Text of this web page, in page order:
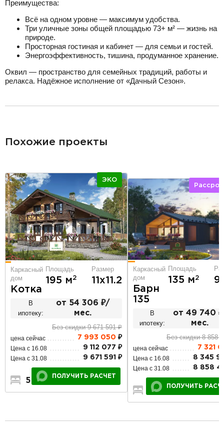
Преимущества:
Всё на одном уровне — максимум удобства.
Три уличные зоны общей площадью 73+ м² — жизнь на
природе.
Просторная гостиная и кабинет — для семьи и гостей.
Энергоэффективность, тишина, продуманное хранение.
Оквил — пространство для семейных традиций, работы и
релакса. Надёжное исполнение от «Дачный Сезон».
Похожие проекты
ЭКО
Каркасный
дом
Котка
Площадь
195 м2
Размер
11х11.2
В
ипотеку:
от 54 306 ₽/
мес.
Без скидки 9 671 591 ₽
цена сейчас 7 993 050 ₽
Цена с 16.08 9 112 077 ₽
Цена с 31.08 9 671 591 ₽
5 3 2
ПОЛУЧИТЬ РАСЧЕТ
Каркасный
дом
Барн
135
Площадь
135 м2
В
ипотеку:
от 49 740
мес.
Без скидки 8 858
цена сейчас 7 321
Цена с 16.08 8 345
Цена с 31.08 8 858
3
ПОЛУЧИТЬ